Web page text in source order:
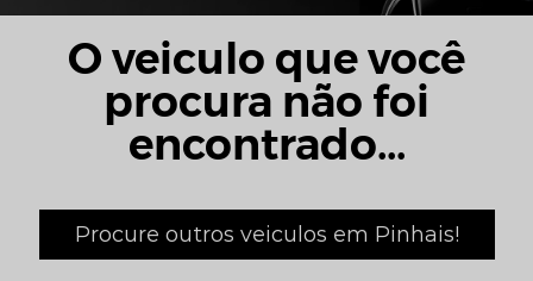
O veiculo que você
procura não foi
encontrado...
Procure outros veiculos em Pinhais!